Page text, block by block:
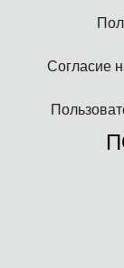
Согласие